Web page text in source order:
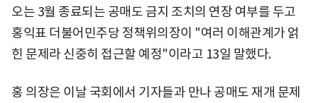
오는 3월 종료되는 공매도 금지 조치의 연장 여부를 두고
홍익표 더불어민주당 정책위의장이 "여러 이해관계가 얽
힌 문제라 신중히 접근할 예정"이라고 13일 말했다.
홍 의장은 이날 국회에서 기자들과 만나 공매도 재개 문제